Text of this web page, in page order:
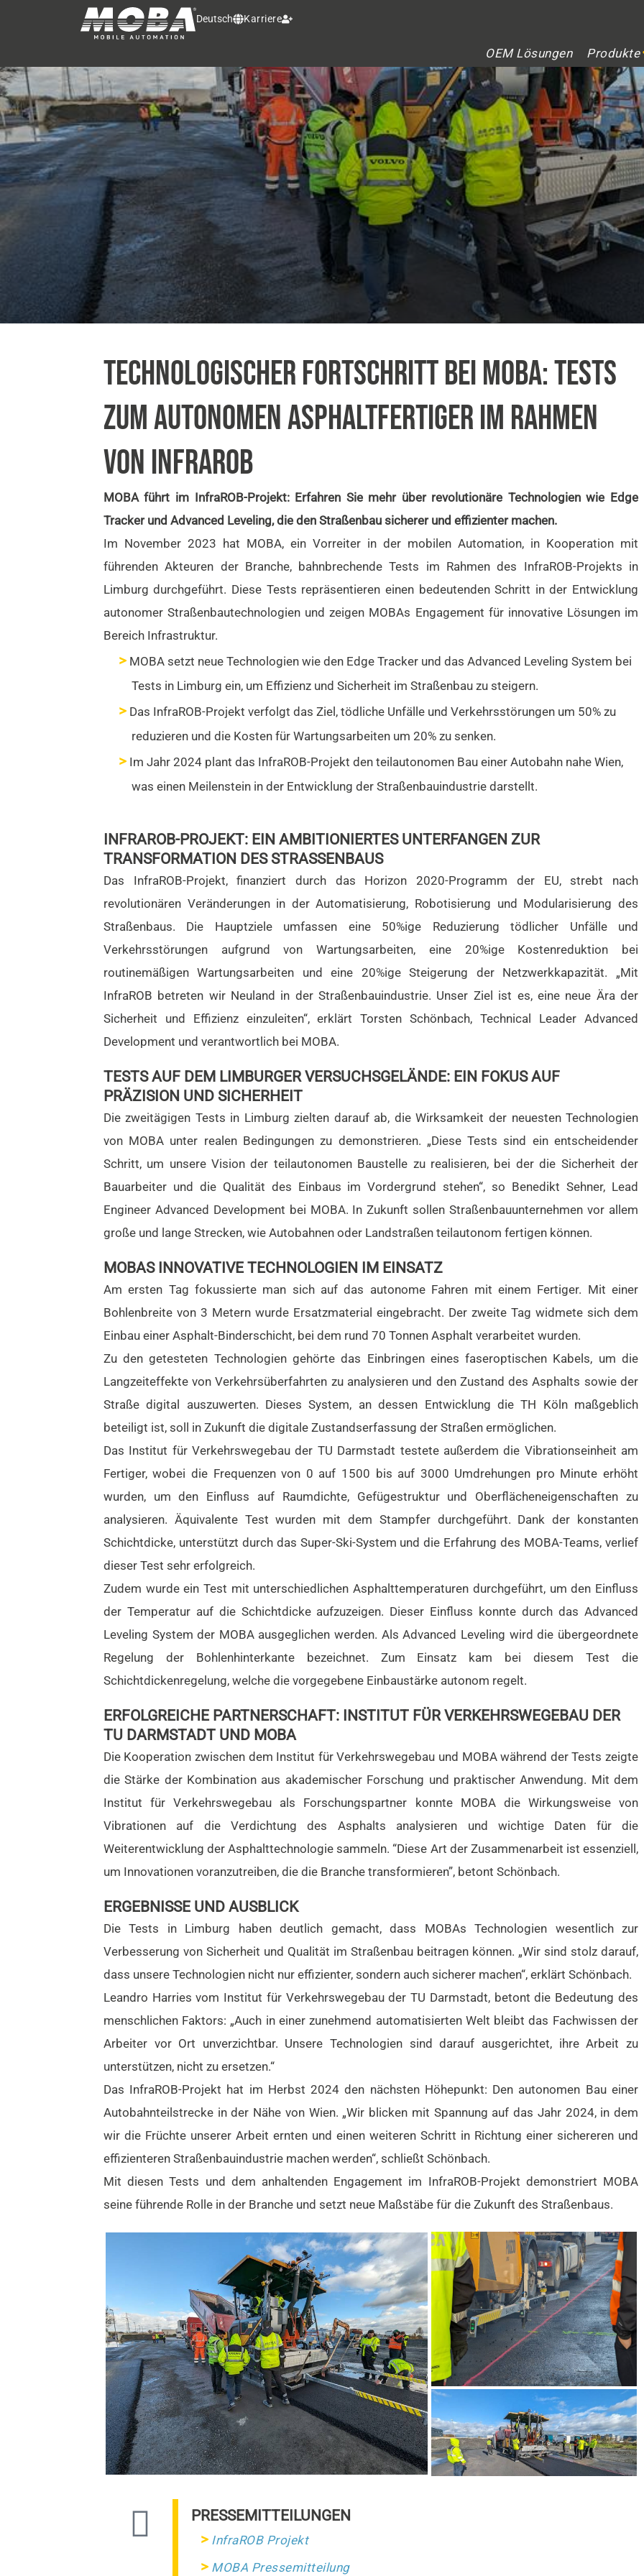
Deutsch Karriere
OEM Lösungen Produkte
TECHNOLOGISCHER FORTSCHRITT BEI MOBA: TESTS
ZUM AUTONOMEN ASPHALTFERTIGER IM RAHMEN
VON INFRAROB
MOBA führt im InfraROB-Projekt: Erfahren Sie mehr über revolutionäre Technologien wie Edge
Tracker und Advanced Leveling, die den Straßenbau sicherer und effizienter machen.
Im November 2023 hat MOBA, ein Vorreiter in der mobilen Automation, in Kooperation mit
führenden Akteuren der Branche, bahnbrechende Tests im Rahmen des InfraROB-Projekts in
Limburg durchgeführt. Diese Tests repräsentieren einen bedeutenden Schritt in der Entwicklung
autonomer Straßenbautechnologien und zeigen MOBAs Engagement für innovative Lösungen im
Bereich Infrastruktur.
MOBA setzt neue Technologien wie den Edge Tracker und das Advanced Leveling System bei
Tests in Limburg ein, um Effizienz und Sicherheit im Straßenbau zu steigern.
Das InfraROB-Projekt verfolgt das Ziel, tödliche Unfälle und Verkehrsstörungen um 50% zu
reduzieren und die Kosten für Wartungsarbeiten um 20% zu senken.
Im Jahr 2024 plant das InfraROB-Projekt den teilautonomen Bau einer Autobahn nahe Wien,
was einen Meilenstein in der Entwicklung der Straßenbauindustrie darstellt.
INFRAROB-PROJEKT: EIN AMBITIONIERTES UNTERFANGEN ZUR
TRANSFORMATION DES STRASSENBAUS
Das InfraROB-Projekt, finanziert durch das Horizon 2020-Programm der EU, strebt nach
revolutionären Veränderungen in der Automatisierung, Robotisierung und Modularisierung des
Straßenbaus. Die Hauptziele umfassen eine 50%ige Reduzierung tödlicher Unfälle und
Verkehrsstörungen aufgrund von Wartungsarbeiten, eine 20%ige Kostenreduktion bei
routinemäßigen Wartungsarbeiten und eine 20%ige Steigerung der Netzwerkkapazität. „Mit
InfraROB betreten wir Neuland in der Straßenbauindustrie. Unser Ziel ist es, eine neue Ära der
Sicherheit und Effizienz einzuleiten“, erklärt Torsten Schönbach, Technical Leader Advanced
Development und verantwortlich bei MOBA.
TESTS AUF DEM LIMBURGER VERSUCHSGELÄNDE: EIN FOKUS AUF
PRÄZISION UND SICHERHEIT
Die zweitägigen Tests in Limburg zielten darauf ab, die Wirksamkeit der neuesten Technologien
von MOBA unter realen Bedingungen zu demonstrieren. „Diese Tests sind ein entscheidender
Schritt, um unsere Vision der teilautonomen Baustelle zu realisieren, bei der die Sicherheit der
Bauarbeiter und die Qualität des Einbaus im Vordergrund stehen“, so Benedikt Sehner, Lead
Engineer Advanced Development bei MOBA. In Zukunft sollen Straßenbauunternehmen vor allem
große und lange Strecken, wie Autobahnen oder Landstraßen teilautonom fertigen können.
MOBAS INNOVATIVE TECHNOLOGIEN IM EINSATZ
Am ersten Tag fokussierte man sich auf das autonome Fahren mit einem Fertiger. Mit einer
Bohlenbreite von 3 Metern wurde Ersatzmaterial eingebracht. Der zweite Tag widmete sich dem
Einbau einer Asphalt-Binderschicht, bei dem rund 70 Tonnen Asphalt verarbeitet wurden.
Zu den getesteten Technologien gehörte das Einbringen eines faseroptischen Kabels, um die
Langzeiteffekte von Verkehrsüberfahrten zu analysieren und den Zustand des Asphalts sowie der
Straße digital auszuwerten. Dieses System, an dessen Entwicklung die TH Köln maßgeblich
beteiligt ist, soll in Zukunft die digitale Zustandserfassung der Straßen ermöglichen.
Das Institut für Verkehrswegebau der TU Darmstadt testete außerdem die Vibrationseinheit am
Fertiger, wobei die Frequenzen von 0 auf 1500 bis auf 3000 Umdrehungen pro Minute erhöht
wurden, um den Einfluss auf Raumdichte, Gefügestruktur und Oberflächeneigenschaften zu
analysieren. Äquivalente Test wurden mit dem Stampfer durchgeführt. Dank der konstanten
Schichtdicke, unterstützt durch das Super-Ski-System und die Erfahrung des MOBA-Teams, verlief
dieser Test sehr erfolgreich.
Zudem wurde ein Test mit unterschiedlichen Asphalttemperaturen durchgeführt, um den Einfluss
der Temperatur auf die Schichtdicke aufzuzeigen. Dieser Einfluss konnte durch das Advanced
Leveling System der MOBA ausgeglichen werden. Als Advanced Leveling wird die übergeordnete
Regelung der Bohlenhinterkante bezeichnet. Zum Einsatz kam bei diesem Test die
Schichtdickenregelung, welche die vorgegebene Einbaustärke autonom regelt.
ERFOLGREICHE PARTNERSCHAFT: INSTITUT FÜR VERKEHRSWEGEBAU DER
TU DARMSTADT UND MOBA
Die Kooperation zwischen dem Institut für Verkehrswegebau und MOBA während der Tests zeigte
die Stärke der Kombination aus akademischer Forschung und praktischer Anwendung. Mit dem
Institut für Verkehrswegebau als Forschungspartner konnte MOBA die Wirkungsweise von
Vibrationen auf die Verdichtung des Asphalts analysieren und wichtige Daten für die
Weiterentwicklung der Asphalttechnologie sammeln. “Diese Art der Zusammenarbeit ist essenziell,
um Innovationen voranzutreiben, die die Branche transformieren”, betont Schönbach.
ERGEBNISSE UND AUSBLICK
Die Tests in Limburg haben deutlich gemacht, dass MOBAs Technologien wesentlich zur
Verbesserung von Sicherheit und Qualität im Straßenbau beitragen können. „Wir sind stolz darauf,
dass unsere Technologien nicht nur effizienter, sondern auch sicherer machen“, erklärt Schönbach.
Leandro Harries vom Institut für Verkehrswegebau der TU Darmstadt, betont die Bedeutung des
menschlichen Faktors: „Auch in einer zunehmend automatisierten Welt bleibt das Fachwissen der
Arbeiter vor Ort unverzichtbar. Unsere Technologien sind darauf ausgerichtet, ihre Arbeit zu
unterstützen, nicht zu ersetzen.“
Das InfraROB-Projekt hat im Herbst 2024 den nächsten Höhepunkt: Den autonomen Bau einer
Autobahnteilstrecke in der Nähe von Wien. „Wir blicken mit Spannung auf das Jahr 2024, in dem
wir die Früchte unserer Arbeit ernten und einen weiteren Schritt in Richtung einer sichereren und
effizienteren Straßenbauindustrie machen werden“, schließt Schönbach.
Mit diesen Tests und dem anhaltenden Engagement im InfraROB-Projekt demonstriert MOBA
seine führende Rolle in der Branche und setzt neue Maßstäbe für die Zukunft des Straßenbaus.
PRESSEMITTEILUNGEN
InfraROB Projekt
MOBA Pressemitteilung